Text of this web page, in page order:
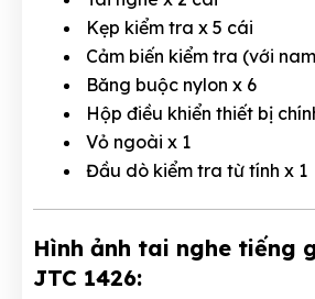
Kẹp kiểm tra x 5 cái
Cảm biến kiểm tra (với
Băng buộc nylon x 6
Hộp điều khiển thiết bị
Vỏ ngoài x 1
Đầu dò kiểm tra từ tính x 1
Hình ảnh tai nghe tiếng
JTC 1426: